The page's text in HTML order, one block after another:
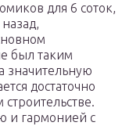
для 6 соток,
был таким
значительную
достаточно
и гармонией с